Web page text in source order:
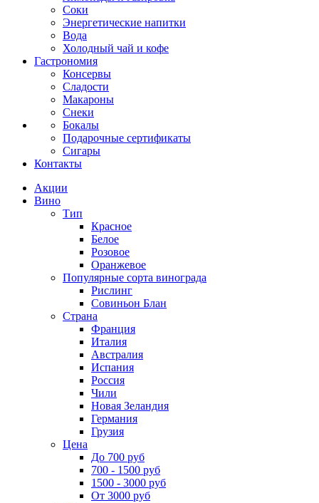
Соки
Энергетические напитки
Вода
Холодный чай и кофе
Гастрономия
Консервы
Сладости
Макароны
Снеки
Бокалы
Подарочные сертификаты
Сигары
Контакты
Акции
Вино
Тип
Красное
Белое
Розовое
Оранжевое
Популярные сорта винограда
Рислинг
Совиньон Блан
Страна
Франция
Италия
Австралия
Испания
Россия
Чили
Новая Зеландия
Германия
Грузия
Цена
До 700 руб
700 - 1500 руб
1500 - 3000 руб
От 3000 руб